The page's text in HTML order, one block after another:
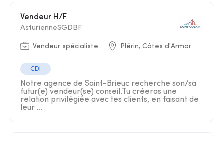
Vendeur H/F
AsturienneSGDBF
Vendeur spécialiste Plérin, Côtes d'Armor
CDI
Notre agence de Saint-Brieuc recherche son/sa
futur(e) vendeur(se) conseil.Tu créeras une
relation privilégiée avec tes clients, en faisant de
leur ...